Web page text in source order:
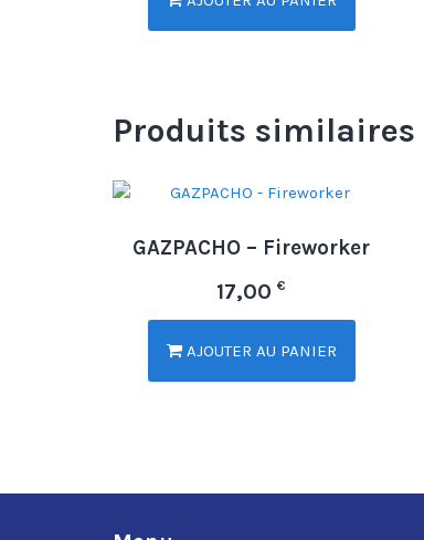
Produits similaires
GAZPACHO – Fireworker
17,00€
AJOUTER AU PANIER